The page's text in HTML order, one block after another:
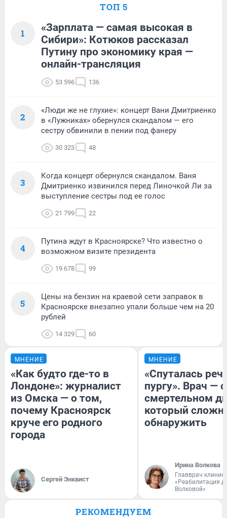
ТОП 5
1
«Зарплата — самая высокая в
Сибири»: Котюков рассказал
Путину про экономику края —
онлайн-трансляция
53 596 136
2
«Люди же не глухие»: концерт Вани Дмитриенко
в «Лужниках» обернулся скандалом — его
сестру обвинили в пении под фанеру
30 323 48
3
Когда концерт обернулся скандалом. Ваня
Дмитриенко извинился перед Линочкой Ли за
выступление сестры под ее голос
21 799 22
4
Путина ждут в Красноярске? Что известно о
возможном визите президента
19 678 99
5
Цены на бензин на краевой сети заправок в
Красноярске внезапно упали больше чем на 20
рублей
14 329 60
МНЕНИЕ
«Как будто где-то в
Лондоне»: журналист
из Омска — о том,
почему Красноярск
круче его родного
города
Сергей Энквист
МНЕНИЕ
«Спуталась
пургу». Врач — о
смертельном
который
обнаружить
Ирина Волкова
Главврач
«Реабилитация
Волковой»
РЕКОМЕНДУЕМ